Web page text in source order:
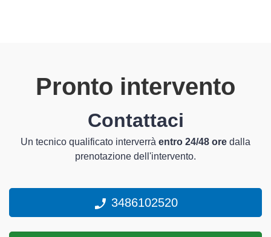
Pronto intervento
Contattaci
Un tecnico qualificato interverrà entro 24/48 ore dalla
prenotazione dell'intervento.
3486102520